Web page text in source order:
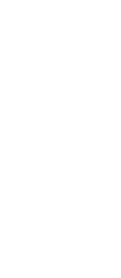
TAHUN
Kerthi"
oleh BPD
2024